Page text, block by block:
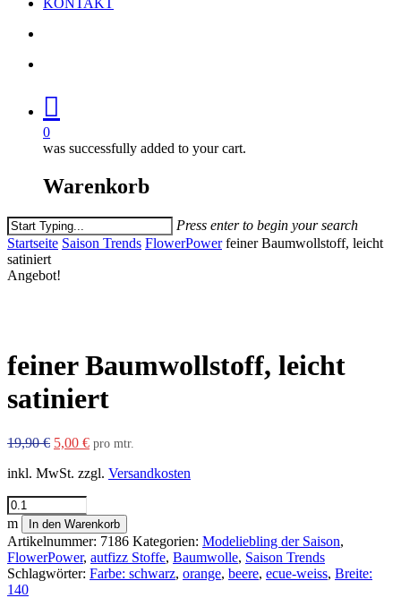
KONTAKT
0
was successfully added to your cart.
Warenkorb
Press enter to begin your search
Close
Search
Startseite Saison Trends FlowerPower feiner Baumwollstoff, leicht
satiniert
Angebot!
feiner Baumwollstoff, leicht
satiniert
19,90€ Ursprünglicher
war:
5,00 €Aktueller
ist:
pro mtr.
inkl. MwSt. zzgl. Versandkosten
feiner
Baumwollstoff,
leicht
satiniert
Menge
m In den Warenkorb
Artikelnummer: 7186 Kategorien: Modeliebling der Saison,
FlowerPower, autfizz Stoffe, Baumwolle, Saison Trends
Schlagwörter: Farbe: schwarz, orange, beere, ecue-weiss, Breite:
140